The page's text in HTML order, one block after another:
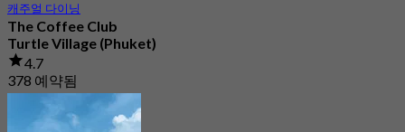
캐주얼 다이닝
The Coffee Club
Turtle Village (Phuket)
4.7
378 예약됨
฿ 422.5